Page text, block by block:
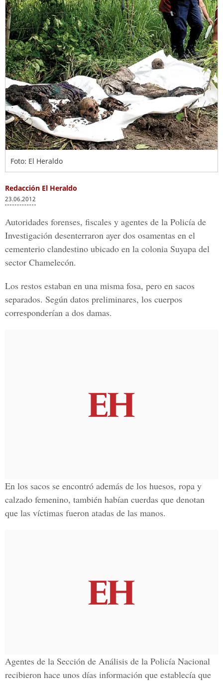
Foto: El Heraldo
Redacción El Heraldo
23.06.2012
Autoridades forenses, fiscales y agentes de la Policía de
Investigación desenterraron ayer dos osamentas en el
cementerio clandestino ubicado en la colonia Suyapa del
sector Chamelecón.
Los restos estaban en una misma fosa, pero en sacos
separados. Según datos preliminares, los cuerpos
corresponderían a dos damas.
En los sacos se encontró además de los huesos, ropa y
calzado femenino, también habían cuerdas que denotan
que las víctimas fueron atadas de las manos.
Agentes de la Sección de Análisis de la Policía Nacional
recibieron hace unos días información que establecía que